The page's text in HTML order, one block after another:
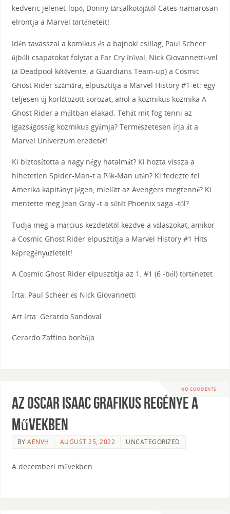
kedvenc jelenet-lopó, Donny társalkotójától Cates hamarosan
elrontja a Marvel történeteit!
Idén tavasszal a komikus és a bajnoki csillag, Paul Scheer
újbóli csapatokat folytat a Far Cry íróval, Nick Giovannetti-vel
(a Deadpool kétévente, a Guardians Team-up) a Cosmic
Ghost Rider számára, elpusztítja a Marvel History #1-et: egy
teljesen új korlátozott sorozat, ahol a kozmikus kozmika A
Ghost Rider a múltban elakad. Tehát mit fog tenni az
igazságosság kozmikus gyámja? Természetesen írja át a
Marvel Univerzum eredetét!
Ki biztosította a nagy négy hatalmát? Ki hozta vissza a
hihetetlen Spider-Man-t a Pók-Man után? Ki fedezte fel
Amerika kapitányt jégen, mielőtt az Avengers megtenné? Ki
mentette meg Jean Gray -t a sötét Phoenix saga -tól?
Tudja meg a március kezdetétől kezdve a válaszokat, amikor
a Cosmic Ghost Rider elpusztítja a Marvel History #1 Hits
képregényüzleteit!
A Cosmic Ghost Rider elpusztítja az 1. #1 (6 -ból) történetet
Írta: Paul Scheer és Nick Giovannetti
Art írta: Gerardo Sandoval
Gerardo Zaffino borítója
NO COMMENTS
Az Oscar Isaac grafikus regénye a
művekben
BYAENVH AUGUST 25, 2022 UNCATEGORIZED
A decemberi művekben